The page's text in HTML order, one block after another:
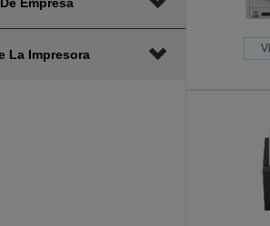
La Impresora